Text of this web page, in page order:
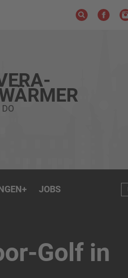
+ JOBS
Golf in